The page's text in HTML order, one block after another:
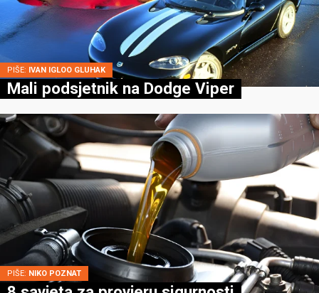
PIŠE: IVAN IGLOO GLUHAK
Mali podsjetnik na Dodge Viper
PIŠE: NIKO POZNAT